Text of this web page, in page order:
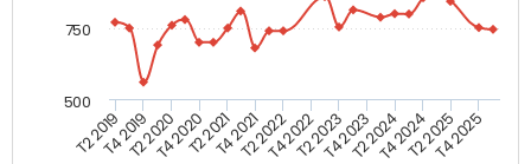
T2 2019T4 2019T2 2020T4 2020T2 2021T4 2021T2 2022T4 2022T2 2023T4 2023T2 2024T4 2024T2 2025T4 2025
500
750